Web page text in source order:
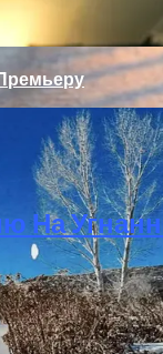
Два
На